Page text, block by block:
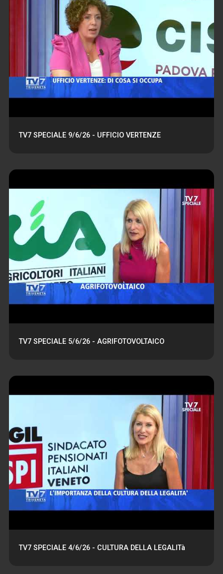
TV7 SPECIALE 9/6/26 - UFFICIO VERTENZE
TV7 SPECIALE 5/6/26 - AGRIFOTOVOLTAICO
TV7 SPECIALE 4/6/26 - CULTURA DELLA LEGALITà